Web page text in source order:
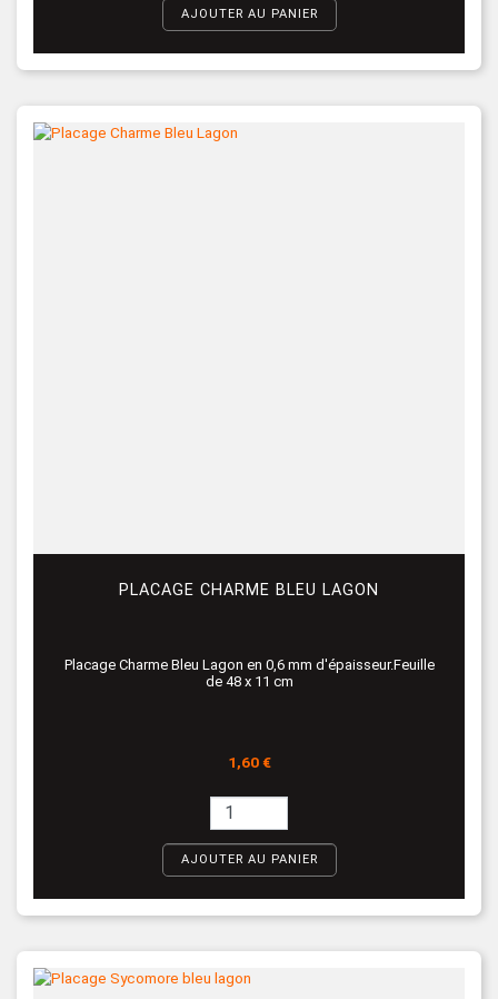
AJOUTER AU PANIER
PLACAGE CHARME BLEU LAGON
Placage Charme Bleu Lagon en 0,6 mm d'épaisseur.Feuille
de 48 x 11 cm
Prix
1,60 €
AJOUTER AU PANIER